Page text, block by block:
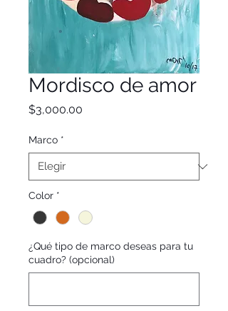
Mordisco de amor
$3,000.00
Marco *
Color *
¿Qué tipo de marco deseas para tu
cuadro? (opcional)